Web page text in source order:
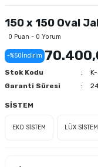
150 x 150 Oval
0 Puan - 0 Yorum
-%50İndirim
Stok Kodu
Garanti Süresi
SİSTEM
EKO SİSTEM LÜX SİSTEM